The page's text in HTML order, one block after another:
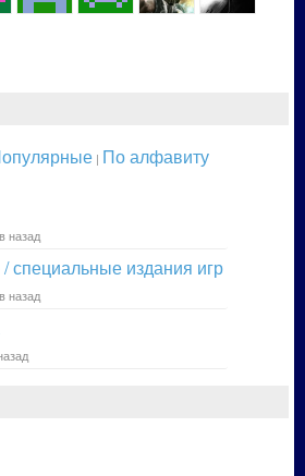
| По алфавиту
назад
специальные издания игр
назад